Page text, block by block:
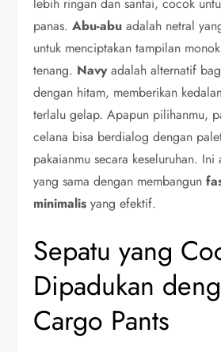
lebih ringan dan santai, cocok
panas.Abu-abu adalah netral
untuk menciptakan tampilan
tenang. Navyadalah alternatif
dengan hitam, memberikan
terlalu gelap. Apapun pilihanmu,
celana bisa berdialog dengan
pakaianmu secara keseluruhan.
yang sama dengan membangun
minimalis yang efektif.
Sepatu yang
Dipadukan
Cargo Pants